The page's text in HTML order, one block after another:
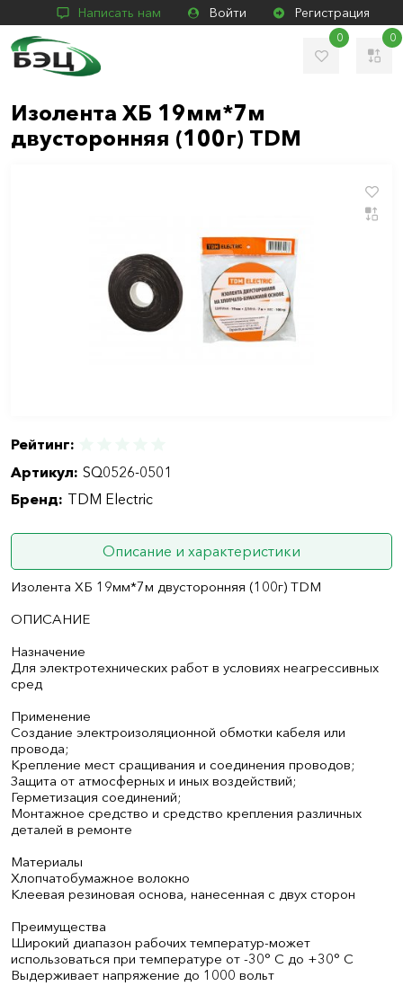
Написать нам Войти Регистрация
0 0
Изолента ХБ 19мм*7м
двусторонняя (100г) TDM
Рейтинг:
Артикул: SQ0526-0501
Бренд: TDM Electric
Описание и характеристики
Изолента ХБ 19мм*7м двусторонняя (100г) TDM
ОПИСАНИЕ
Назначение
Для электротехнических работ в условиях неагрессивных
сред
Применение
Создание электроизоляционной обмотки кабеля или
провода;
Крепление мест сращивания и соединения проводов;
Защита от атмосферных и иных воздействий;
Герметизация соединений;
Монтажное средство и средство крепления различных
деталей в ремонте
Материалы
Хлопчатобумажное волокно
Клеевая резиновая основа, нанесенная с двух сторон
Преимущества
Широкий диапазон рабочих температур-может
использоваться при температуре от -30° С до +30° С
Выдерживает напряжение до 1000 вольт